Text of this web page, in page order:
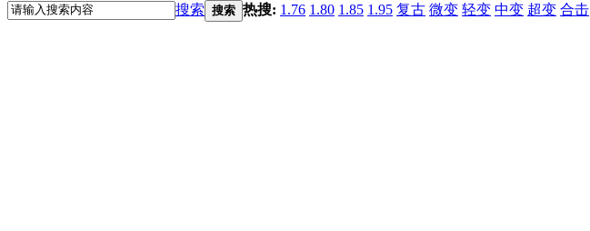
搜索 搜索 热搜: 1.76 1.80 1.85 1.95 复古 微变 轻变 中变 超变 合击